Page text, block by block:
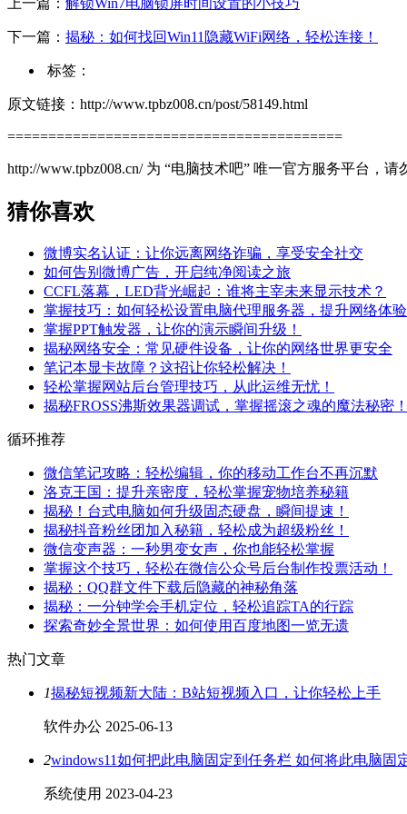
下一篇： 揭秘：如何找回Win11隐藏WiFi网络，轻松连接！
标签：
原文链接：http://www.tpbz008.cn/post/58149.html
=========================================
http://www.tpbz008.cn/ 为 “电脑技术吧” 唯一官方服务平台，请
猜你喜欢
微博实名认证：让你远离网络诈骗，享受安全社交
如何告别微博广告，开启纯净阅读之旅
CCFL落幕，LED背光崛起：谁将主宰未来显示技术？
掌握技巧：如何轻松设置电脑代理服务器，提升网络体验
掌握PPT触发器，让你的演示瞬间升级！
揭秘网络安全：常见硬件设备，让你的网络世界更安全
笔记本显卡故障？这招让你轻松解决！
轻松掌握网站后台管理技巧，从此运维无忧！
揭秘FROSS沸斯效果器调试，掌握摇滚之魂的魔法秘密！
循环推荐
微信笔记攻略：轻松编辑，你的移动工作台不再沉默
洛克王国：提升亲密度，轻松掌握宠物培养秘籍
揭秘！台式电脑如何升级固态硬盘，瞬间提速！
揭秘抖音粉丝团加入秘籍，轻松成为超级粉丝！
微信变声器：一秒男变女声，你也能轻松掌握
掌握这个技巧，轻松在微信公众号后台制作投票活动！
揭秘：QQ群文件下载后隐藏的神秘角落
揭秘：一分钟学会手机定位，轻松追踪TA的行踪
探索奇妙全景世界：如何使用百度地图一览无遗
热门文章
1揭秘短视频新大陆：B站短视频入口，让你轻松上手
软件办公 2025-06-13
2windows11如何把此电脑固定到任务栏 如何将此电脑固
系统使用 2023-04-23